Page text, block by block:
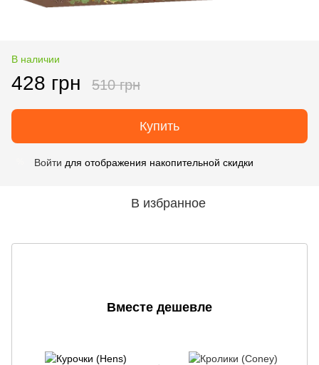
В наличии
428 грн 510 грн
Купить
Войти для отображения накопительной скидки
В избранное
Вместе дешевле